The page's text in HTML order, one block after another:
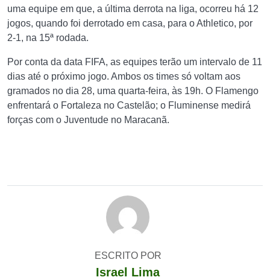
uma equipe em que, a última derrota na liga, ocorreu há 12
jogos, quando foi derrotado em casa, para o Athletico, por
2-1, na 15ª rodada.
Por conta da data FIFA, as equipes terão um intervalo de 11
dias até o próximo jogo. Ambos os times só voltam aos
gramados no dia 28, uma quarta-feira, às 19h. O Flamengo
enfrentará o Fortaleza no Castelão; o Fluminense medirá
forças com o Juventude no Maracanã.
ESCRITO POR
Israel Lima